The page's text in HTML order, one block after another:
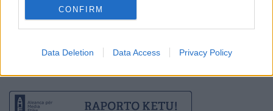
CONFIRM
Data Deletion Data Access Privacy Policy